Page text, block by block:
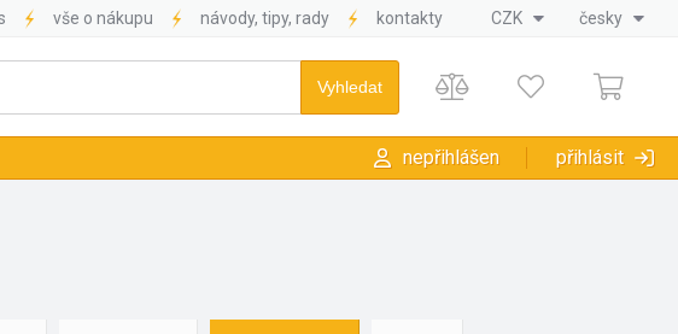
vše o nákupu návody, tipy, rady kontakty CZK česky
nepřihlášen přihlásit